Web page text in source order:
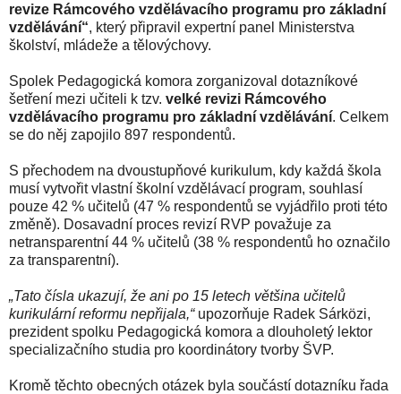
revize Rámcového vzdělávacího programu pro základní
vzdělávání“, který připravil expertní panel Ministerstva
školství, mládeže a tělovýchovy.
Spolek Pedagogická komora zorganizoval dotazníkové
šetření mezi učiteli k tzv. velké revizi Rámcového
vzdělávacího programu pro základní vzdělávání. Celkem
se do něj zapojilo 897 respondentů.
S přechodem na dvoustupňové kurikulum, kdy každá škola
musí vytvořit vlastní školní vzdělávací program, souhlasí
pouze 42 % učitelů (47 % respondentů se vyjádřilo proti této
změně). Dosavadní proces revizí RVP považuje za
netransparentní 44 % učitelů (38 % respondentů ho označilo
za transparentní).
„Tato čísla ukazují, že ani po 15 letech většina učitelů
kurikulární reformu nepřijala,“upozorňuje Radek Sárközi,
prezident spolku Pedagogická komora a dlouholetý lektor
specializačního studia pro koordinátory tvorby ŠVP.
Kromě těchto obecných otázek byla součástí dotazníku řada